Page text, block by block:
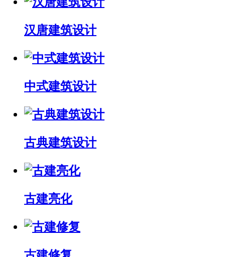
汉唐建筑设计
中式建筑设计
古典建筑设计
古建亮化